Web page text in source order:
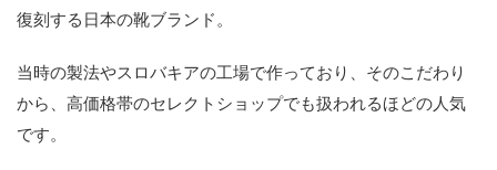
復刻する日本の靴ブランド。
当時の製法やスロバキアの工場で作っており、そのこだわり
から、高価格帯のセレクトショップでも扱われるほどの人気
です。